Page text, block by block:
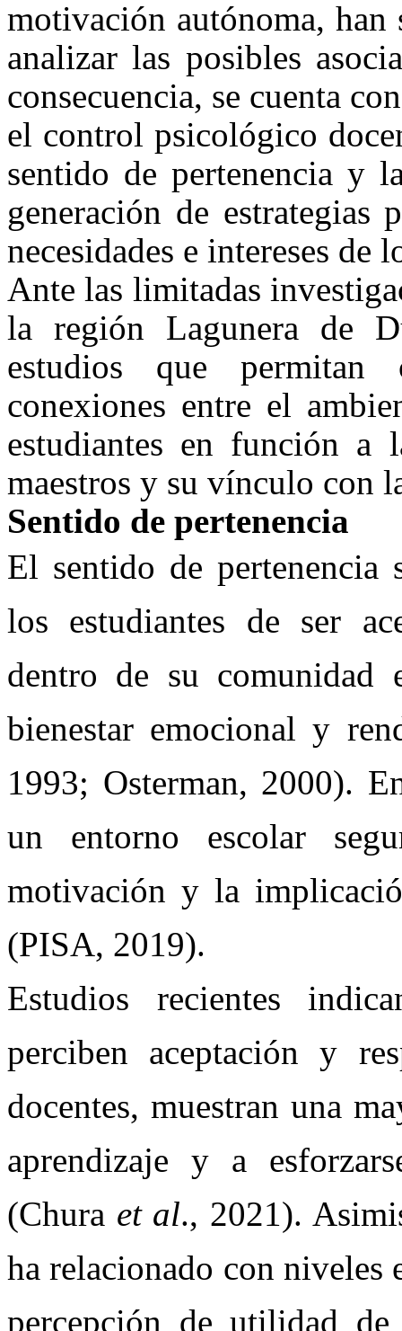
motivación autónoma, han
analizar las posibles
consecuencia, se cuenta
el control psicológico
sentido de pertenencia y
generación de estrategias
necesidades e intereses de
Ante las limitadas
la región Lagunera de
estudios que permitan
conexiones entre el
estudiantes en función a
maestros y su vínculo con
Sentido de pertenencia
El sentido de pertenencia
los estudiantes de ser
dentro de su
bienestar emocional y
1993; Osterman, 2000).
un entorno escolar
motivación y la
(PISA, 2019).
Estudios recientes
perciben aceptación y
docentes, muestran una
aprendizaje y a
(Chura et al., 2021).
ha relacionado con niveles
percepción de utilidad